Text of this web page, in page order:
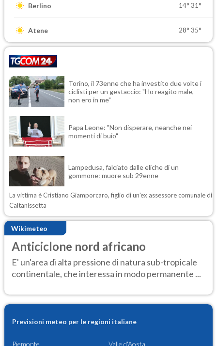
Berlino 14° 31°
Atene 28° 35°
Torino, il 73enne che ha investito due volte i
ciclisti per un gestaccio: "Ho reagito male,
non ero in me"
Papa Leone: "Non disperare, neanche nei
momenti di buio"
Lampedusa, falciato dalle eliche di un
gommone: muore sub 29enne
La vittima è Cristiano Giamporcaro, figlio di un'ex assessore comunale di
Caltanissetta
Wikimeteo
Anticiclone nord africano
E' un'area di alta pressione di natura sub-tropicale
continentale, che interessa in modo permanente ...
Previsioni meteo per le regioni italiane
Piemonte Valle d'Aosta